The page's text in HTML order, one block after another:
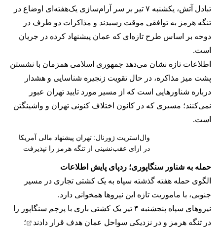
تبادل آتش، یکشنبه ۷ تیر بر سر آرام‌سازی یک‌هفته‌ای اوضاع در
تنگه هرمز به توافقی موقت رسیدند و مذاکرات دو طرف در
دوحه بر اساس طرح تازه‌ای که عمان پیشنهاد کرده در جریان
است.
اطلاعات تازه نشان می‌دهد جمهوری اسلامی همزمان با نشستن
پشت میز مذاکره، در حال تقویت زنجیره شناسایی و هشدار
درباره شناورهایی است که از مسیر مورد تایید تهران عبور
نمی‌کنند؛ مسیری که در کانون اختلاف کنونی تهران و واشینگتن
است.
وال‌استریت ژورنال: تهران پیشنهاد مالی آمریکا
در ازای عقب‌نشینی از تنگه هرمز را نپذیرفت
حمله به شناور سنگاپوری؛ ردپای پایش اطلاعات
الگوی حمله هفته گذشته سپاه به یک کشتی تجاری در مسیر
جنوبی، با ماموریت تازه این نیروها همخوانی دارد.
نیروهای سپاه پنجشنبه ۴ تیر یک کشتی باری با پرچم سنگاپور را
در تنگه هرمز و در نزدیکی سواحل عمان هدف قرار دادند
؛